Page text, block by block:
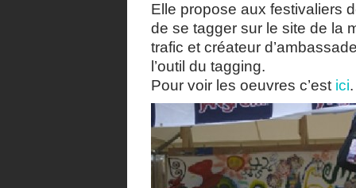
Elle propose aux festivaliers
de se tagger sur le site de la
trafic et créateur
l’outil du tagging.
Pour voir les oeuvres c’est ici.